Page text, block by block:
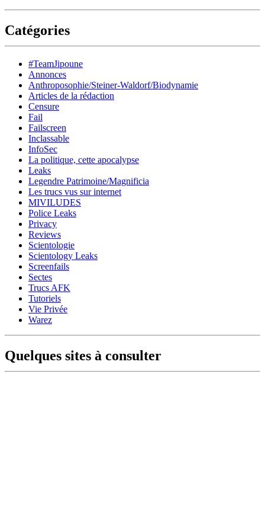
Catégories
#TeamJipoune
Annonces
Anthroposophie/Steiner-Waldorf/Biodynamie
Articles de la rédaction
Censure
Fail
Failscreen
Inclassable
InfoSec
La politique, cette apocalypse
Leaks
Legendre Patrimoine/Magnificia
Les trucs vus sur internet
MIVILUDES
Police Leaks
Privacy
Reviews
Scientologie
Scientology Leaks
Screenfails
Sectes
Trucs AFK
Tutoriels
Vie Privée
Warez
Quelques sites à consulter